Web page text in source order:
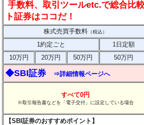
手数料、取引ツールetc.で総合比
ト証券はココだ！
株式売買手数料 （税込）
1約定ごと
1日定額
10万円
20万円 50万円 50万円
◆SBI証券 ⇒詳細情報ページへ
すべて0円
※取引報告書などを「電子交付」に設定している場合
【SBI証券のおすすめポイント】